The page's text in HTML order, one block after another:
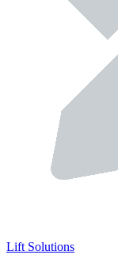
Lift Solutions